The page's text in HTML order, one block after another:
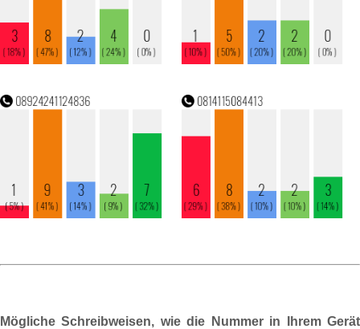
Mögliche Schreibweisen, wie die Nummer in Ihrem Gerät